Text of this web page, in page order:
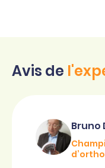
Avis de
Bruno